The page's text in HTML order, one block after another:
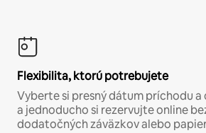
Flexibilita, ktorú potrebujete
Vyberte si presný dátum príchodu a
a jednoducho si rezervujte online
dodatočných záväzkov alebo